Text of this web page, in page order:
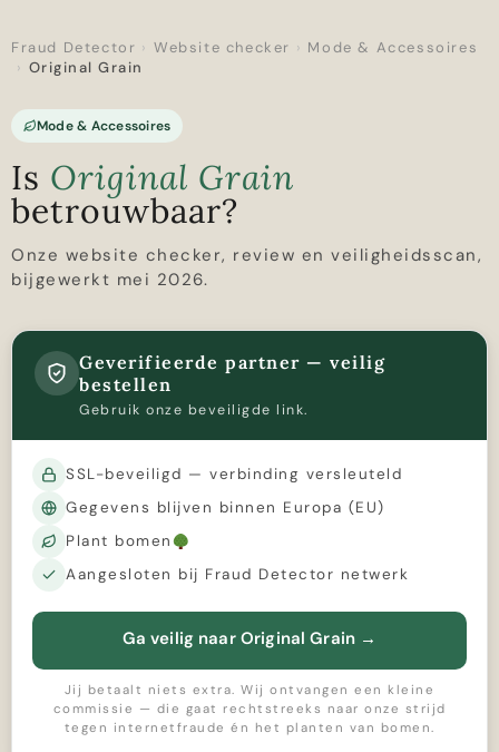
Fraud Detector › Website checker › Mode & Accessoires
› Original Grain
Mode & Accessoires
Is Original Grain
betrouwbaar?
Onze website checker, review en veiligheidsscan,
bijgewerkt mei 2026.
Geverifieerde partner — veilig
bestellen
Gebruik onze beveiligde link.
SSL-beveiligd — verbinding versleuteld
Gegevens blijven binnen Europa (EU)
Plant bomen
Aangesloten bij Fraud Detector netwerk
Ga veilig naar Original Grain →
Jij betaalt niets extra. Wij ontvangen een kleine
commissie — die gaat rechtstreeks naar onze strijd
tegen internetfraude én het planten van bomen.